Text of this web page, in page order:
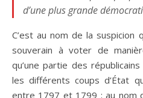
d’une plus grande
C’est au nom de la suspicion
souverain à voter de
qu’une partie des
les différents coups d’État
entre 1797 et 1799 : au nom